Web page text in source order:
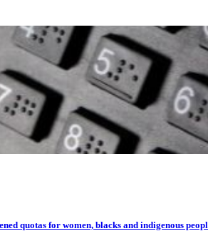
quotas for women, blacks and indigenous